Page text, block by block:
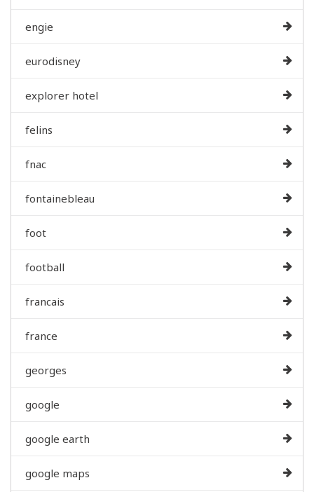
engie
eurodisney
explorer hotel
felins
fnac
fontainebleau
foot
football
francais
france
georges
google
google earth
google maps